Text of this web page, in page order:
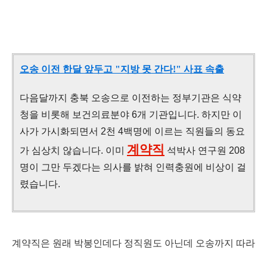
오송 이전 한달 앞두고 "지방 못 간다!" 사표 속출
다음달까지 충북 오송으로 이전하는 정부기관은 식약
청을 비롯해 보건의료분야 6개 기관입니다. 하지만 이
사가 가시화되면서 2천 4백명에 이르는 직원들의 동요
가 심상치 않습니다. 이미 계약직 석박사 연구원 208
명이 그만 두겠다는 의사를 밝혀 인력충원에 비상이 걸
렸습니다.
계약직은 원래 박봉인데다 정직원도 아닌데 오송까지 따라